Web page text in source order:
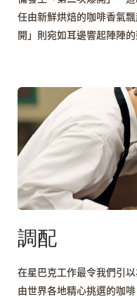
任由新鮮烘焙的咖啡香氣
開」則宛如耳邊響起陣陣的
調配
在星巴克工作最令我們引
由世界各地精心挑選的咖啡